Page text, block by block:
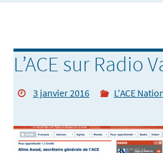
L’ACE sur Radio
3 janvier 2016 L'ACE